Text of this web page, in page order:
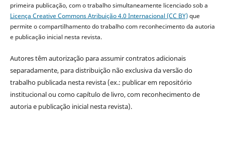
primeira publicação, com o trabalho simultaneamente licenciado sob a
Licença Creative Commons Atribuição 4.0 Internacional (CC BY)que
permite o compartilhamento do trabalho com reconhecimento da autoria
e publicação inicial nesta revista.
Autores têm autorização para assumir contratos adicionais
separadamente, para distribuição não exclusiva da versão do
trabalho publicada nesta revista (ex.: publicar em repositório
institucional ou como capítulo de livro, com reconhecimento de
autoria e publicação inicial nesta revista).